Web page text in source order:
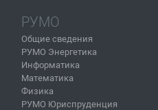
РУМО
Общие сведения
РУМО Энергетика
Информатика
Математика
Физика
РУМО Юриспруденция